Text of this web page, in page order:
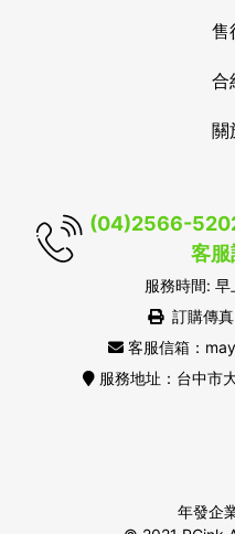
售
合
關
(04)2566-
客服
服務時間:
訂購傳
客服信箱：
服務地址：台中市
年發企